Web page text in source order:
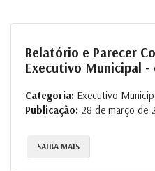
Relatório e Parecer
Executivo Municipal -
Categoria: Executivo
Publicação: 28 de março de
SAIBA MAIS